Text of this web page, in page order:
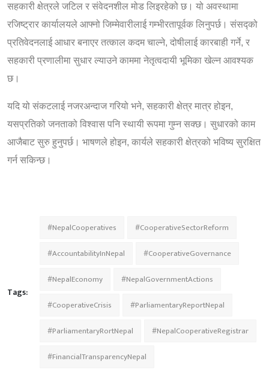
सहकारी क्षेत्रले जटिल र संवेदनशील मोड लिइरहेको छ। यो अवस्थामा
रजिष्ट्रार कार्यालयले आफ्नो जिम्मेवारीलाई गम्भीरतापूर्वक लिनुपर्छ। संसद्को
प्रतिवेदनलाई आधार बनाएर तत्काल कदम चाल्ने, दोषीलाई कारबाही गर्ने, र
सहकारी प्रणालीमा सुधार ल्याउने काममा नेतृत्वदायी भूमिका खेल्न आवश्यक
छ।
यदि यो संकटलाई नजरअन्दाज गरियो भने, सहकारी क्षेत्र मात्र होइन,
यसप्रतिको जनताको विश्वास पनि स्थायी रूपमा गुम्न सक्छ। सुधारको काम
आजैबाट सुरु हुनुपर्छ। भाषणले होइन, कार्यले सहकारी क्षेत्रको भविष्य सुरक्षित
गर्न सकिन्छ।
Tags:
#NepalCooperatives
#CooperativeSectorReform
#AccountabilityInNepal
#CooperativeGovernance
#NepalEconomy
#NepalGovernmentActions
#CooperativeCrisis
#ParliamentaryReportNepal
#ParliamentaryRortNepal
#NepalCooperativeRegistrar
#FinancialTransparencyNepal